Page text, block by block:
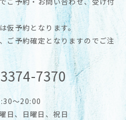
仮予約となります。
ご予約確定となりますのでご注
7370
～20:00
日、日曜日、祝日